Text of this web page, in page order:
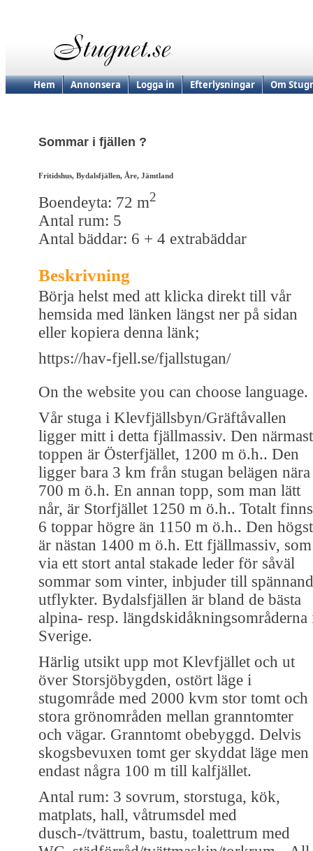
Hem Annonsera Logga in Efterlysningar Om
Sommar i fjällen ?
Fritidshus, Bydalsfjällen, Åre, Jämtland
Boendeyta: 72 m2
Antal rum: 5
Antal bäddar: 6 + 4 extrabäddar
Beskrivning
Börja helst med att klicka direkt till vår
hemsida med länken längst ner på sidan
eller kopiera denna länk;
https://hav-fjell.se/fjallstugan/
On the website you can choose language.
Vår stuga i Klevfjällsbyn/Gräftåvallen
ligger mitt i detta fjällmassiv. Den
toppen är Österfjället, 1200 m ö.h.. Den
ligger bara 3 km från stugan belägen nära
700 m ö.h. En annan topp, som man lätt
når, är Storfjället 1250 m ö.h.. Totalt finns
6 toppar högre än 1150 m ö.h.. Den
är nästan 1400 m ö.h. Ett fjällmassiv, som
via ett stort antal stakade leder för såväl
sommar som vinter, inbjuder till
utflykter. Bydalsfjällen är bland de bästa
alpina- resp. längdskidåkningsområderna
Sverige.
Härlig utsikt upp mot Klevfjället och ut
över Storsjöbygden, ostört läge i
stugområde med 2000 kvm stor tomt och
stora grönområden mellan granntomter
och vägar. Granntomt obebyggd. Delvis
skogsbevuxen tomt ger skyddat läge men
endast några 100 m till kalfjället.
Antal rum: 3 sovrum, storstuga, kök,
matplats, hall, våtrumsdel med
dusch-/tvättrum, bastu, toalettrum med